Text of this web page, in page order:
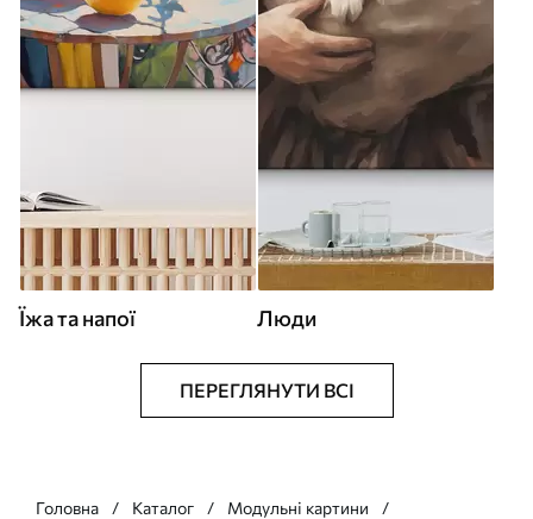
Їжа та напої Люди
ПЕРЕГЛЯНУТИ ВСІ
Головна Каталог
Модульні картини